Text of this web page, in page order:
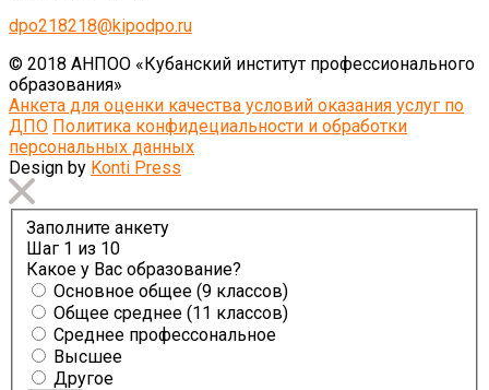
dpo218218@kipodpo.ru
© 2018 АНПОО «Кубанский институт профессионального
образования»
Анкета для оценки качества условий оказания услуг по
ДПО Политика конфидециальности и обработки
персональных данных
Design by Konti Press
Заполните анкету
Шаг 1 из 10
Какое у Вас образование?
Основное общее (9 классов)
Общее среднее (11 классов)
Среднее профессональное
Высшее
Другое